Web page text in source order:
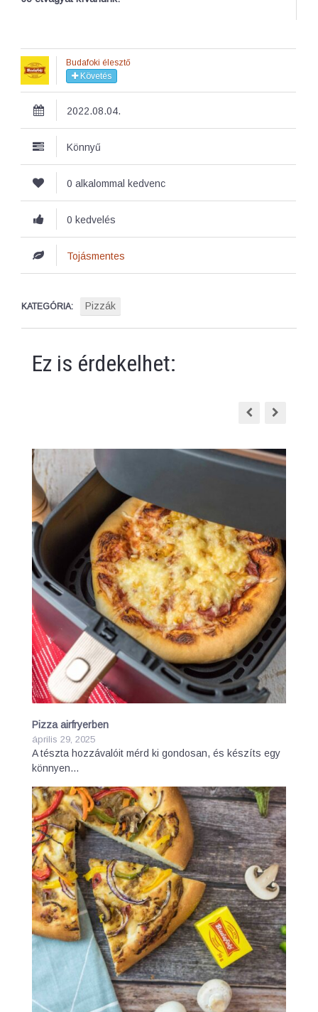
Budafoki élesztő
Követés
2022.08.04.
Könnyű
0 alkalommal kedvenc
0 kedvelés
Tojásmentes
KATEGÓRIA: Pizzák
Ez is érdekelhet:
Pizza airfryerben
április 29, 2025
A tészta hozzávalóit mérd ki gondosan, és készíts egy
könnyen…